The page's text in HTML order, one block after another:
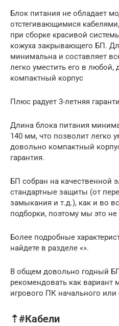
Блок питания не обладает
отстегивающимися
при сборке красивой
кожуха закрывающего БП.
минимальна и составляет
легко уместить его в любой,
компактный корпус
Плюс радует 3-летняя
Длина блока питания
140 мм, что позволит легко
довольно компактный
гарантия.
БП собран на качественной
стандартные защиты (от
замыкания и т.д.), как и во
подборки, поэтому мы это
Более подробные
найдете в разделе «».
В общем довольно годный
рекомендовать как вариант
игрового ПК начального или
⇡#Кабели